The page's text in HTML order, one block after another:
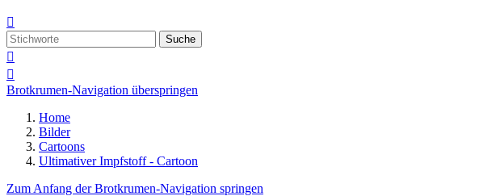

Suche


Brotkrumen-Navigation überspringen
Home
Bilder
Cartoons
Ultimativer Impfstoff - Cartoon
Zum Anfang der Brotkrumen-Navigation springen